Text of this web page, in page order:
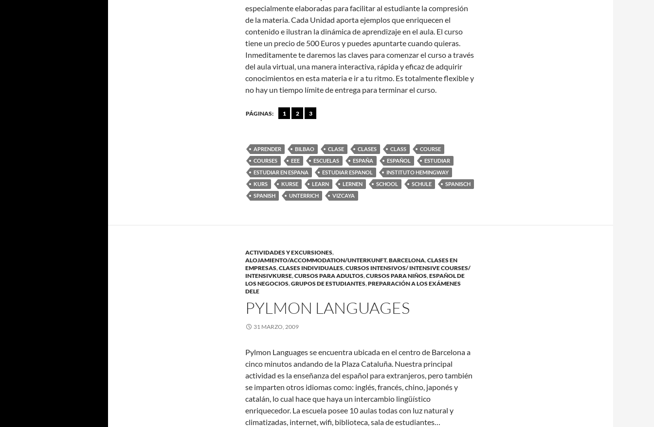
especialmente elaboradas para facilitar al estudiante la compresión
de la materia. Cada Unidad aporta ejemplos que enriquecen el
contenido e ilustran la dinámica de aprendizaje en el aula. El curso
tiene un precio de 500 Euros y puedes apuntarte cuando quieras.
Inmeditamente te daremos las claves para comenzar el curso a través
del aula virtual, una manera interactiva, rápida y eficaz de adquirir
conocimientos en esta materia e ir a tu ritmo. Es totalmente flexible y
no hay un tiempo límite de entrega para terminar el curso.
PÁGINAS: 1 2 3
APRENDER BILBAO CLASE CLASES CLASS
COURSE
COURSES
EEE ESCUELAS ESPAÑA ESPAÑOL
ESTUDIAR
ESTUDIAR EN ESPANA
ESTUDIAR ESPANOL
INSTITUTO HEMINGWAY
KURS
KURSE LEARN LERNEN SCHOOL SCHULE
SPANISCH
SPANISH
UNTERRICH VIZCAYA
ACTIVIDADES Y EXCURSIONES,
ALOJAMIENTO/ACCOMMODATION/UNTERKUNFT,BARCELONA,CLASES EN
EMPRESAS,CLASES INDIVIDUALES,CURSOS INTENSIVOS/ INTENSIVE COURSES/
INTENSIVKURSE,CURSOS PARA ADULTOS,CURSOS PARA NIÑOS,ESPAÑOL DE
LOS NEGOCIOS,GRUPOS DE ESTUDIANTES,PREPARACIÓN A LOS EXÁMENES
DELE
PYLMON LANGUAGES
31 MARZO, 2009
Pylmon Languages se encuentra ubicada en el centro de Barcelona a
cinco minutos andando de la Plaza Cataluña. Nuestra principal
actividad es la enseñanza del español para extranjeros, pero también
se imparten otros idiomas como: inglés, francés, chino, japonés y
catalán, lo cual hace que haya un intercambio lingüístico
enriquecedor. La escuela posee 10 aulas todas con luz natural y
climatizadas, internet, wifi, biblioteca, sala de estudiantes…